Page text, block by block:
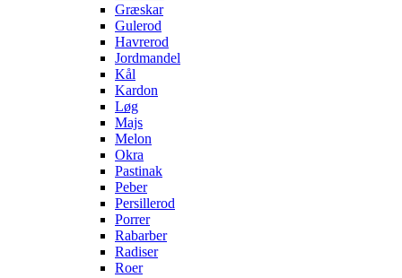
Græskar
Gulerod
Havrerod
Jordmandel
Kål
Kardon
Løg
Majs
Melon
Okra
Pastinak
Peber
Persillerod
Porrer
Rabarber
Radiser
Roer